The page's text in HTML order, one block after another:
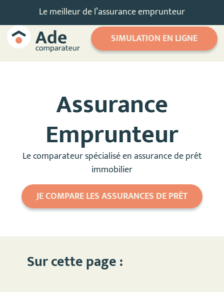
Le meilleur de l’assurance emprunteur
SIMULATION EN LIGNE
Assurance
Emprunteur
Le comparateur spécialisé en assurance de prêt
immobilier
JE COMPARE LES ASSURANCES DE PRÊT
Sur cette page :